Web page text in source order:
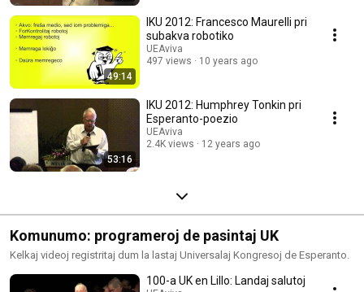
49:14
IKU 2012: Francesco Maurelli pri
subakva robotiko
UEAviva
497 views
10 years ago
53:16
IKU 2012: Humphrey Tonkin pri
Esperanto-poezio
UEAviva
2.4K views
12 years ago
Komunumo: programeroj de pasintaj UK
Kelkaj videoj registritaj dum la lastaj Universalaj Kongresoj de Esperanto.
100-a UK en Lillo: Landaj salutoj